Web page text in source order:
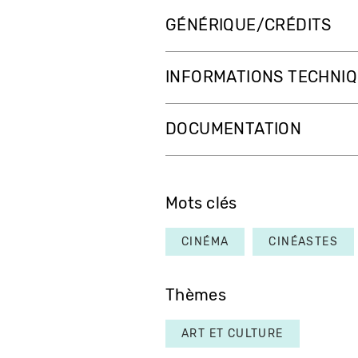
GÉNÉRIQUE/CRÉDITS
INFORMATIONS
DOCUMENTATION
Mots clés
CINÉMA CINÉASTES
Thèmes
ART ET CULTURE